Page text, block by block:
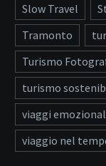
Slow Travel
Tramonto
Turismo
turismo
viaggi
viaggio nel